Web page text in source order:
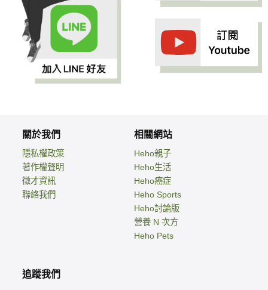
關於我們
隱私權政策
著作權聲明
徵才資訊
聯絡我們
相關網站
Heho親子
Heho生活
Heho癌症
Heho Sports
Heho討論版
營養 N 次方
Heho Pets
追蹤我們